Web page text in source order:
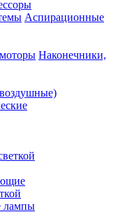
Аспирационные
Наконечники,